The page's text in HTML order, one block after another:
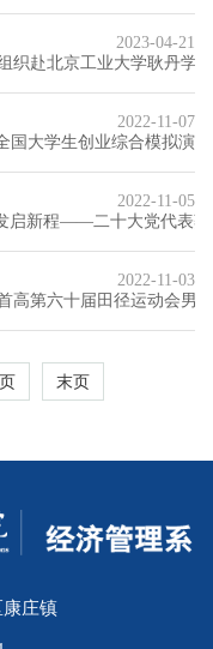
2023-04-21
赴北京工业大学耿丹学
2022-11-07
国大学生创业综合模拟演
2022-11-05
启新程——二十大党代表
2022-11-03
高第六十届田径运动会男
末页
庄镇